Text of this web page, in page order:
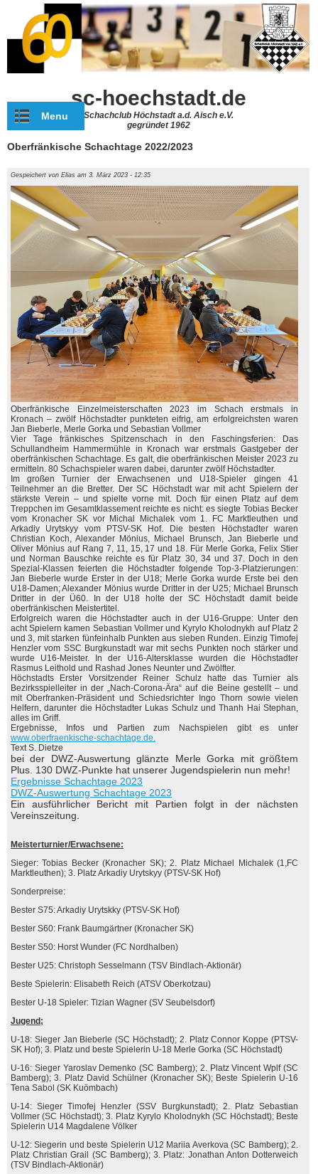
Direkt zum Inhalt
sc-hoechstadt.de
Schachclub Höchstadt a.d. Aisch e.V.
gegründet 1962
Menu
Oberfränkische Schachtage 2022/2023
Gespeichert von Elias am 3. März 2023 - 12:35
Oberfränkische Einzelmeisterschaften 2023 im Schach erstmals in
Kronach – zwölf Höchstadter punkteten eifrig, am erfolgreichsten waren
Jan Bieberle, Merle Gorka und Sebastian Vollmer
Vier Tage fränkisches Spitzenschach in den Faschingsferien: Das
Schullandheim Hammermühle in Kronach war erstmals Gastgeber der
oberfränkischen Schachtage. Es galt, die oberfränkischen Meister 2023 zu
ermitteln. 80 Schachspieler waren dabei, darunter zwölf Höchstadter.
Im großen Turnier der Erwachsenen und U18-Spieler gingen 41
Teilnehmer an die Bretter. Der SC Höchstadt war mit acht Spielern der
stärkste Verein – und spielte vorne mit. Doch für einen Platz auf dem
Treppchen im Gesamtklassement reichte es nicht: es siegte Tobias Becker
vom Kronacher SK vor Michal Michalek vom 1. FC Marktleuthen und
Arkadiy Urytskyy vom PTSV-SK Hof. Die besten Höchstadter waren
Christian Koch, Alexander Mönius, Michael Brunsch, Jan Bieberle und
Oliver Mönius auf Rang 7, 11, 15, 17 und 18. Für Merle Gorka, Felix Stier
und Norman Bauschke reichte es für Platz 30, 34 und 37. Doch in den
Spezial-Klassen feierten die Höchstadter folgende Top-3-Platzierungen:
Jan Bieberle wurde Erster in der U18; Merle Gorka wurde Erste bei den
U18-Damen; Alexander Mönius wurde Dritter in der U25; Michael Brunsch
Dritter in der Ü60. In der U18 holte der SC Höchstadt damit beide
oberfränkischen Meistertitel.
Erfolgreich waren die Höchstadter auch in der U16-Gruppe: Unter den
acht Spielern kamen Sebastian Vollmer und Kyrylo Kholodnykh auf Platz 2
und 3, mit starken fünfeinhalb Punkten aus sieben Runden. Einzig Timofej
Henzler vom SSC Burgkunstadt war mit sechs Punkten noch stärker und
wurde U16-Meister. In der U16-Altersklasse wurden die Höchstadter
Rasmus Leithold und Rashad Jones Neunter und Zwölfter.
Höchstadts Erster Vorsitzender Reiner Schulz hatte das Turnier als
Bezirksspielleiter in der „Nach-Corona-Ära“ auf die Beine gestellt – und
mit Oberfranken-Präsident und Schiedsrichter Ingo Thorn sowie vielen
Helfern, darunter die Höchstadter Lukas Schulz und Thanh Hai Stephan,
alles im Griff.
Ergebnisse, Infos und Partien zum Nachspielen gibt es unter
www.oberfraenkische-schachtage.de.
Text S. Dietze
bei der DWZ-Auswertung glänzte Merle Gorka mit größtem
Plus. 130 DWZ-Punkte hat unserer Jugendspielerin nun mehr!
Ergebnisse Schachtage 2023
DWZ-Auswertung Schachtage 2023
Ein ausführlicher Bericht mit Partien folgt in der nächsten
Vereinszeitung.
Meisterturnier/Erwachsene:
Sieger: Tobias Becker (Kronacher SK); 2. Platz Michael Michalek (1,FC
Marktleuthen); 3. Platz Arkadiy Urytskyy (PTSV-SK Hof)
Sonderpreise:
Bester S75: Arkadiy Urytskky (PTSV-SK Hof)
Bester S60: Frank Baumgärtner (Kronacher SK)
Bester S50: Horst Wunder (FC Nordhalben)
Bester U25: Christoph Sesselmann (TSV Bindlach-Aktionär)
Beste Spielerin: Elisabeth Reich (ATSV Oberkotzau)
Bester U-18 Spieler: Tizian Wagner (SV Seubelsdorf)
Jugend;
U-18: Sieger Jan Bieberle (SC Höchstadt); 2. Platz Connor Koppe (PTSV-
SK Hof); 3. Platz und beste Spielerin U-18 Merle Gorka (SC Höchstadt)
U-16: Sieger Yaroslav Demenko (SC Bamberg); 2. Platz Vincent Wplf (SC
Bamberg); 3. Platz David Schülner (Kronacher SK); Beste Spielerin U-16
Tena Sabol (SK Kuömbach)
U-14: Sieger Timofej Henzler (SSV Burgkunstadt); 2. Platz Sebastian
Vollmer (SC Höchstadt); 3. Platz Kyrylo Kholodnykh (SC Höchstadt); Beste
Spielerin U14 Magdalene Völker
U-12: Siegerin und beste Spielerin U12 Mariia Averkova (SC Bamberg); 2.
Platz Christian Grail (SC Bamberg); 3. Platz: Jonathan Anton Dotterweich
(TSV Bindlach-Aktionär)